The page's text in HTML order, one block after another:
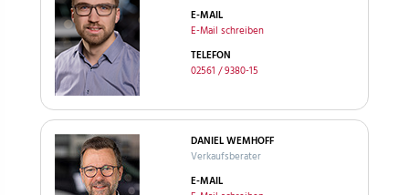
E-MAIL
E-Mail schreiben
TELEFON
02561 / 9380-15
DANIEL WEMHOFF
Verkaufsberater
E-MAIL